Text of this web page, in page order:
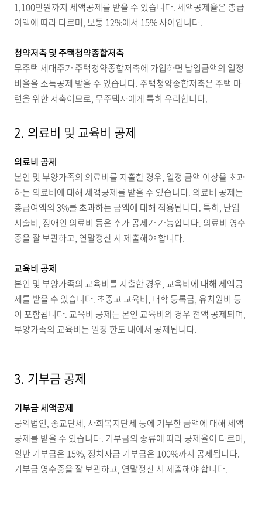
1,100만원까지 세액공제를 받을 수 있습니다. 세액공제율은 총급
여액에 따라 다르며, 보통 12%에서 15% 사이입니다.
청약저축 및 주택청약종합저축
무주택 세대주가 주택청약종합저축에 가입하면 납입금액의 일정
비율을 소득공제 받을 수 있습니다. 주택청약종합저축은 주택 마
련을 위한 저축이므로, 무주택자에게 특히 유리합니다.
2. 의료비 및 교육비 공제
의료비 공제
본인 및 부양가족의 의료비를 지출한 경우, 일정 금액 이상을 초과
하는 의료비에 대해 세액공제를 받을 수 있습니다. 의료비 공제는
총급여액의 3%를 초과하는 금액에 대해 적용됩니다. 특히, 난임
시술비, 장애인 의료비 등은 추가 공제가 가능합니다. 의료비 영수
증을 잘 보관하고, 연말정산 시 제출해야 합니다.
교육비 공제
본인 및 부양가족의 교육비를 지출한 경우, 교육비에 대해 세액공
제를 받을 수 있습니다. 초중고 교육비, 대학 등록금, 유치원비 등
이 포함됩니다. 교육비 공제는 본인 교육비의 경우 전액 공제되며,
부양가족의 교육비는 일정 한도 내에서 공제됩니다.
3. 기부금 공제
기부금 세액공제
공익법인, 종교단체, 사회복지단체 등에 기부한 금액에 대해 세액
공제를 받을 수 있습니다. 기부금의 종류에 따라 공제율이 다르며,
일반 기부금은 15%, 정치자금 기부금은 100%까지 공제됩니다.
기부금 영수증을 잘 보관하고, 연말정산 시 제출해야 합니다.